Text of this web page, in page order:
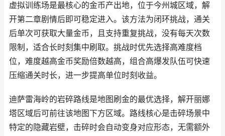
虚拟训练场是最核心的金币产出地，位于今州城区域，解
开第二章剧情后即可稳定进入。该方法为闭环挑战，通关
后单次可获取大量金币，且支持重复挑战，没有每天次数
限制，适合长时刻集中刷取。挑战时优先选择高难度档
位，难度越高金币奖励倍数越高，组合高爆发队伍可快速
压缩通关时长，进一步提高单位时刻收益。
迪萨雷海岭的岩碎路线是地图刷金的最优选择，解开丽娜
塔区域后可前往该地图下方区域。路线核心是击碎场景中
特定的隐藏岩壁，击碎时会自动变身对应形态，无需额外